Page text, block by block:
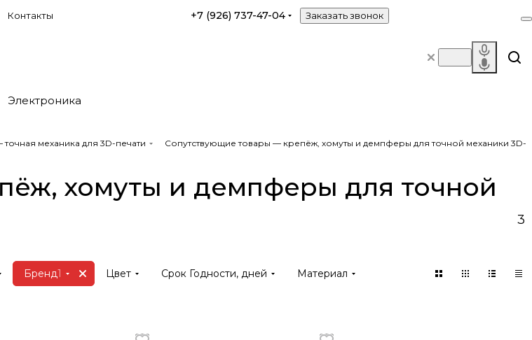
Контакты +7 (926) 737-47-04 Заказать звонок
Электроника
механика для 3D-печати
Сопутствующие товары — крепёж, хомуты и демпферы для точной механики 3D-
хомуты и демпферы для точной
3
Бренд1 Цвет Срок Годности, дней
Материал